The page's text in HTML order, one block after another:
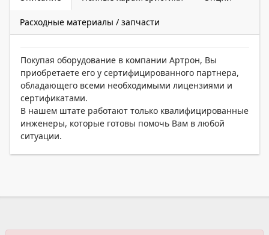
Расходные материалы / запчасти
Покупая оборудование в компании Артрон, Вы
приобретаете его у сертифицированного партнера,
обладающего всеми необходимыми лицензиями и
сертификатами.
В нашем штате работают только квалифицированные
инженеры, которые готовы помочь Вам в любой
ситуации.